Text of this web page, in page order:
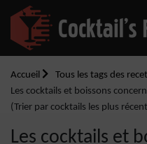
Accueil
Tous les tags des
Les cocktails et boissons
(Trier par cocktails les plus
Les cocktails et